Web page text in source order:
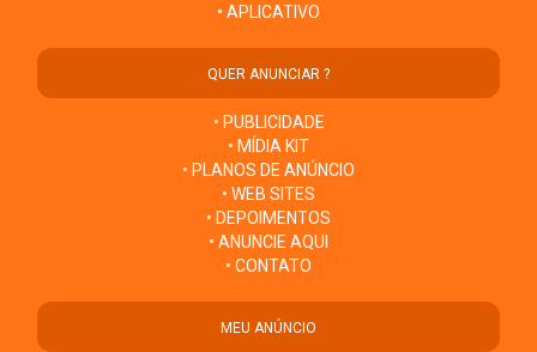
• APLICATIVO
QUER ANUNCIAR ?
• PUBLICIDADE
• MÍDIA KIT
• PLANOS DE ANÚNCIO
• WEB SITES
• DEPOIMENTOS
• ANUNCIE AQUI
• CONTATO
MEU ANÚNCIO